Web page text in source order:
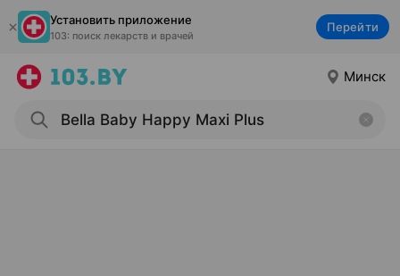
Установить приложение
103: поиск лекарств и врачей
Перейти
Минск